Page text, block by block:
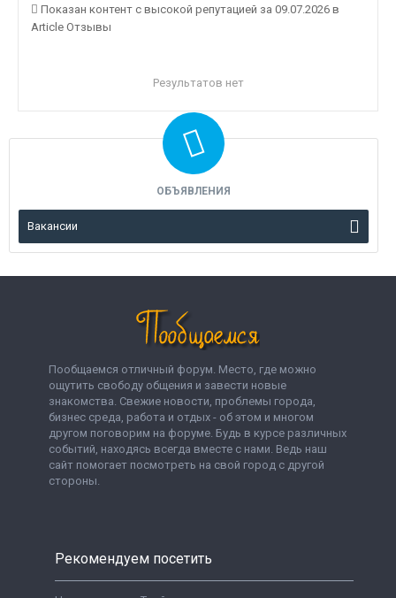
Показан контент с высокой репутацией за 09.07.2026 в
Article Отзывы
Результатов нет
ОБЪЯВЛЕНИЯ
Вакансии
Пообщаемся отличный форум. Место, где можно
ощутить свободу общения и завести новые
знакомства. Свежие новости, проблемы города,
бизнес среда, работа и отдых - об этом и многом
другом поговорим на форуме. Будь в курсе различных
событий, находясь всегда вместе с нами. Ведь наш
сайт помогает посмотреть на свой город с другой
стороны.
Рекомендуем посетить